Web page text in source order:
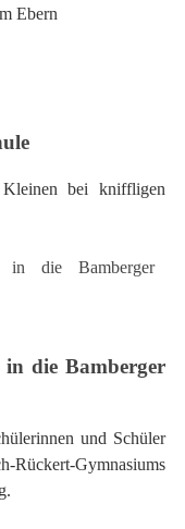
Ebern
bei kniffligen
die Bamberger
und Schüler
Rückert-Gymnasiums